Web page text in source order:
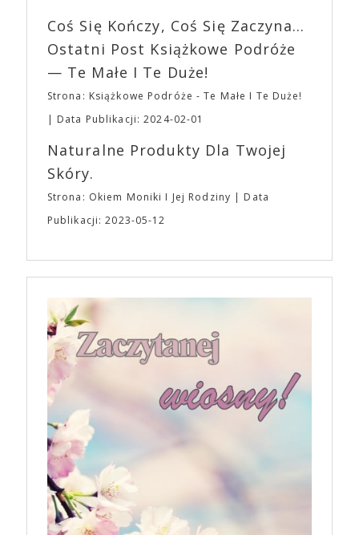
„Bo się boi” w kinach od 21 kwietnia.
EXPO XXI!
Coś Się Kończy, Coś Się Zaczyna...
Ostatni Post Książkowe Podróże
— Te Małe I Te Duże!
Strona: Książkowe Podróże - Te Małe I Te Duże!
Data Publikacji: 2024-02-01
Naturalne Produkty Dla Twojej
Skóry.
Strona: Okiem Moniki I Jej Rodziny
Data
Publikacji: 2023-05-12